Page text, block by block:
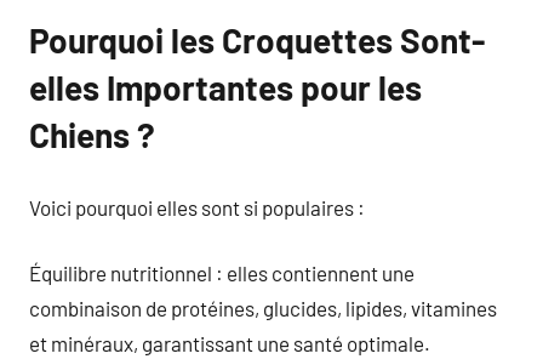
Pourquoi les Croquettes Sont-
elles Importantes pour les
Chiens ?
Voici pourquoi elles sont si populaires :
Équilibre nutritionnel : elles contiennent une
combinaison de protéines, glucides, lipides, vitamines
et minéraux, garantissant une santé optimale.